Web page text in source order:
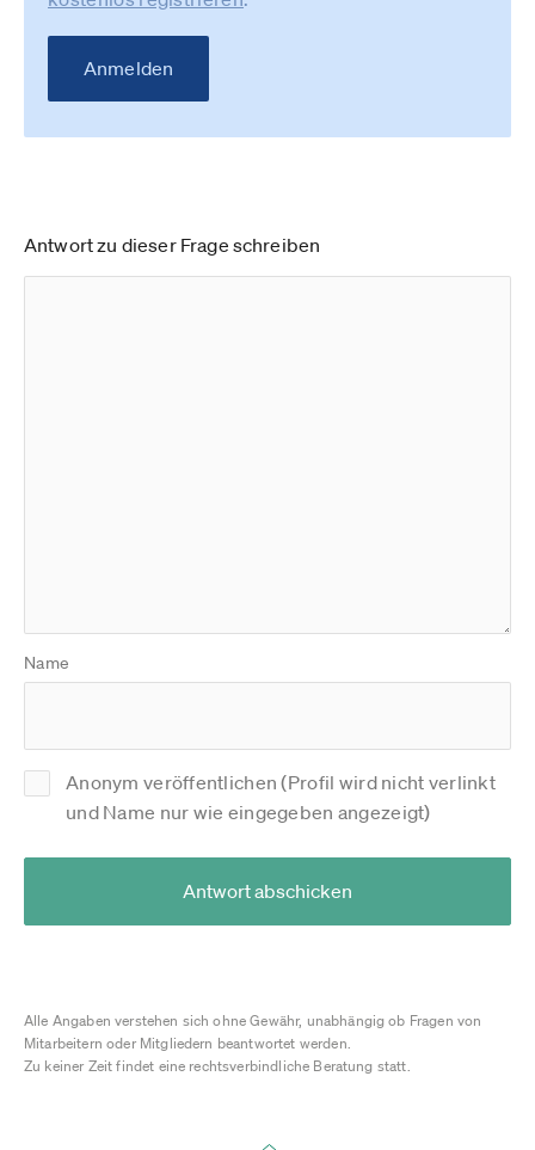
Anmelden
Antwort zu dieser Frage schreiben
Name
Anonym veröffentlichen (Profil wird nicht verlinkt
und Name nur wie eingegeben angezeigt)
Antwort abschicken
Alle Angaben verstehen sich ohne Gewähr, unabhängig ob Fragen von
Mitarbeitern oder Mitgliedern beantwortet werden.
Zu keiner Zeit findet eine rechtsverbindliche Beratung statt.